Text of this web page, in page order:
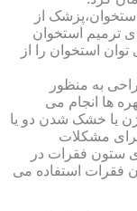
از
ترمیم استخوان
استخوان را از
به منظور
ها انجام می
یا خشک شدن دو یا
مشکلات
ستون فقرات در
فقرات استفاده می